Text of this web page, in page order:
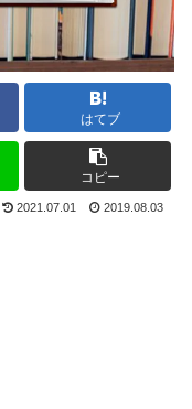
はてブ
コピー
2021.07.01 2019.08.03